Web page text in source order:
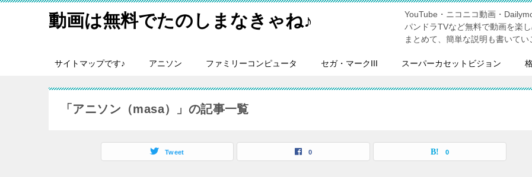
動画は無料でたのしまなきゃね♪
YouTube・ニコニコ動画・
パンドラTVなど無料で動画を楽
まとめて、簡単な説明も書いてい
サイトマップです♪ アニソン ファミリーコンピュータ セガ・マークIII スーパーカセットビジョン
「アニソン（masa）」の記事一覧
Tweet 0 0